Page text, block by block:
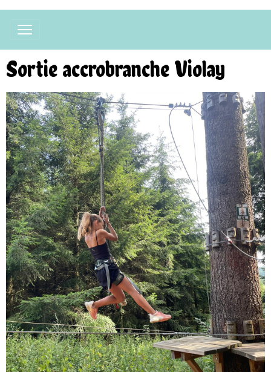
Sortie accrobranche Violay